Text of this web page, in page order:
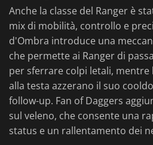
Anche la classe del Ranger è
mix di mobilità, controllo e
d'Ombra introduce una
che permette ai Ranger di
per sferrare colpi letali, mentre
alla testa azzerano il suo
follow-up. Fan of Daggers
sul veleno, che consente una
status e un rallentamento dei